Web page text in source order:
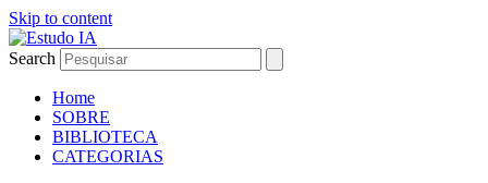
Skip to content
Search
Home
SOBRE
BIBLIOTECA
CATEGORIAS